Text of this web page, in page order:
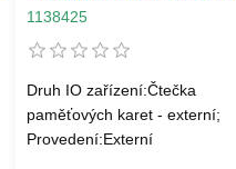
support SD/ MicroSD
1138425
Druh IO zařízení:Čtečka
paměťových karet - externí;
Provedení:Externí